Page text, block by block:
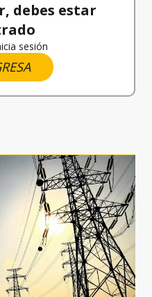
debes estar
sesión